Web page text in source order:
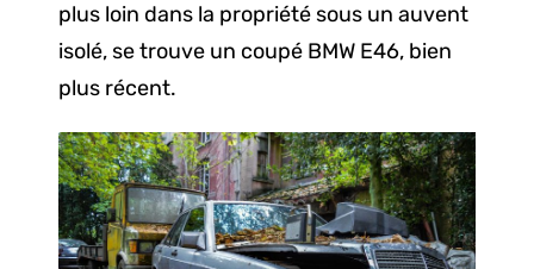
plus loin dans la propriété sous un auvent
isolé, se trouve un coupé BMW E46, bien
plus récent.